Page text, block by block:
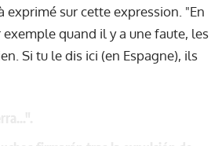
sur cette expression. "En
quand il y a une faute, les
Si tu le dis ici (en Espagne), ils